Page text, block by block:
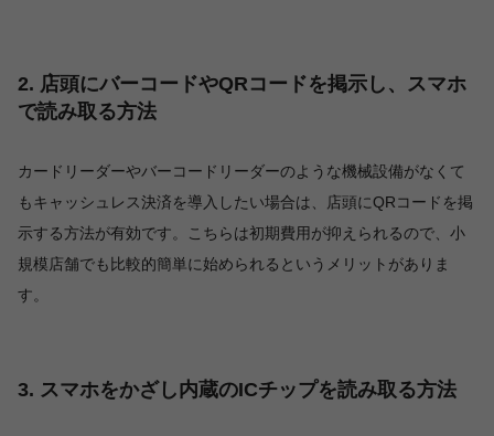
2. 店頭にバーコードやQRコードを掲示し、スマホ
で読み取る方法
カードリーダーやバーコードリーダーのような機械設備がなくて
もキャッシュレス決済を導入したい場合は、店頭にQRコードを掲
示する方法が有効です。こちらは初期費用が抑えられるので、小
規模店舗でも比較的簡単に始められるというメリットがありま
す。
3. スマホをかざし内蔵のICチップを読み取る方法